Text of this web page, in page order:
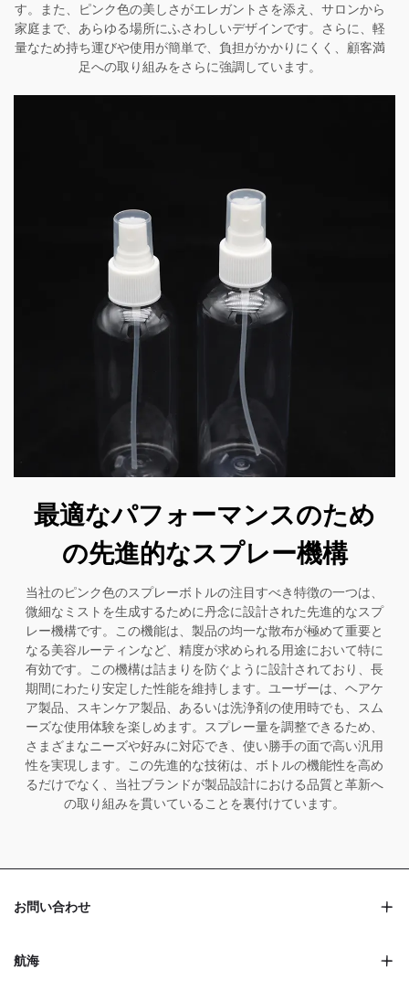
す。また、ピンク色の美しさがエレガントさを添え、サロンから
家庭まで、あらゆる場所にふさわしいデザインです。さらに、軽
量なため持ち運びや使用が簡単で、負担がかかりにくく、顧客満
足への取り組みをさらに強調しています。
最適なパフォーマンスのため
の先進的なスプレー機構
当社のピンク色のスプレーボトルの注目すべき特徴の一つは、
微細なミストを生成するために丹念に設計された先進的なスプ
レー機構です。この機能は、製品の均一な散布が極めて重要と
なる美容ルーティンなど、精度が求められる用途において特に
有効です。この機構は詰まりを防ぐように設計されており、長
期間にわたり安定した性能を維持します。ユーザーは、ヘアケ
ア製品、スキンケア製品、あるいは洗浄剤の使用時でも、スム
ーズな使用体験を楽しめます。スプレー量を調整できるため、
さまざまなニーズや好みに対応でき、使い勝手の面で高い汎用
性を実現します。この先進的な技術は、ボトルの機能性を高め
るだけでなく、当社ブランドが製品設計における品質と革新へ
の取り組みを貫いていることを裏付けています。
お問い合わせ
航海